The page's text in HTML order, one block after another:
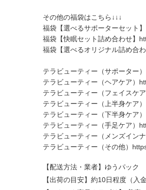
その他の福袋はこちら↓↓↓
福袋【選べるサポーターセット】
福袋【快眠セット詰め合わせ】
福袋【選べるオリジナル詰め合わ
テラビューティー（サポーター）
テラビューティー（ヘアケア）
テラビューティー（フェイスケア
テラビューティー（上半身ケア）
テラビューティー（下半身ケア）
テラビューティー（手足ケア）
テラビューティー（メンズインナ
テラビューティー（その他）
【配送方法・業者】ゆうパック
【出荷の目安】約10日程度（入